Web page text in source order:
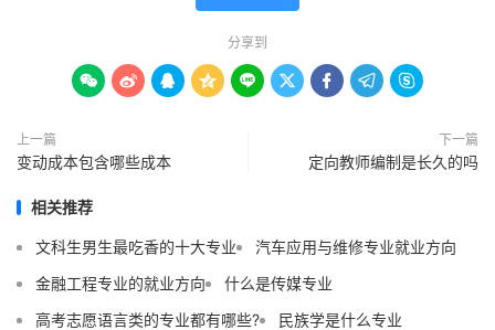
分享到
        
上一篇
变动成本包含哪些成本
下一篇
定向教师编制是长久的吗
相关推荐
文科生男生最吃香的十大专业
汽车应用与维修专业就业方向
金融工程专业的就业方向
什么是传媒专业
高考志愿语言类的专业都有哪些?
民族学是什么专业